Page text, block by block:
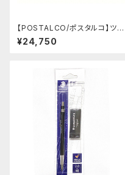
【POSTALCO/ポスタルコ】ツー
ルボックス (Navy Blue)
¥24,750